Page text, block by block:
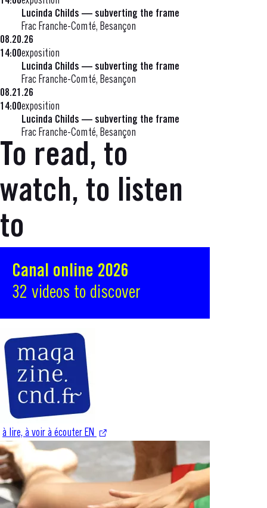
Lucinda Childs — subverting the frame
Frac Franche-Comté, Besançon
08.20.26
14:00exposition
Lucinda Childs — subverting the frame
Frac Franche-Comté, Besançon
08.21.26
14:00exposition
Lucinda Childs — subverting the frame
Frac Franche-Comté, Besançon
To read, to
watch, to listen
to
Canal online 2026
32 videos to discover
à lire, à voir à écouter EN